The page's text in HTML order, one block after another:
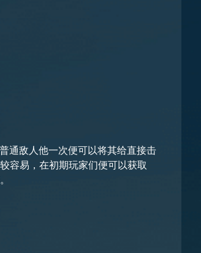
通敌人他一次便可以将其给直接击
容易，在初期玩家们便可以获取